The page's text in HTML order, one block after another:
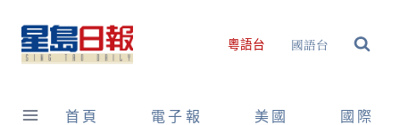
content
粵語台 國語台
首頁 電子報 美國 國際